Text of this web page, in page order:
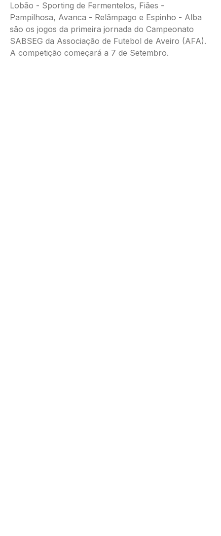
Lobão - Sporting de Fermentelos, Fiães -
Pampilhosa, Avanca - Relâmpago e Espinho - Alba
são os jogos da primeira jornada do Campeonato
SABSEG da Associação de Futebol de Aveiro (AFA).
A competição começará a 7 de Setembro.